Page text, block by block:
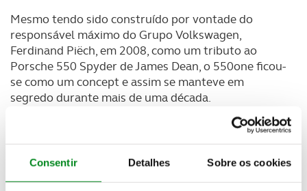
Consentir Detalhes Sobre os cookies
Mesmo tendo sido construído por vontade do
responsável máximo do Grupo Volkswagen,
Ferdinand Piëch, em 2008, como um tributo ao
Porsche 550 Spyder de James Dean, o 550one ficou-
se como um concept e assim se manteve em
segredo durante mais de uma década.
Ao que tudo indica, parece que os responsáveis da
marca tinham em mente outros projetos mais
importantes quanto rentáveis como, por exemplo, a